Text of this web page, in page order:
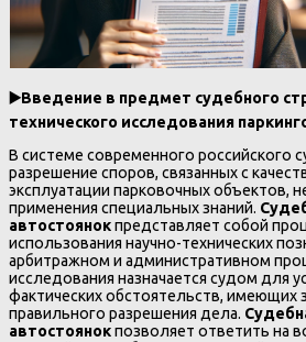
▶️Введение в предмет судебного
технического исследования
В системе современного российского
разрешение споров, связанных с
эксплуатации парковочных объектов,
применения специальных знаний.
автостоянокпредставляет собой
использования научно-технических
арбитражном и административном
исследования назначается судом для
фактических обстоятельств, имеющих
правильного разрешения дела.
автостоянокпозволяет ответить на